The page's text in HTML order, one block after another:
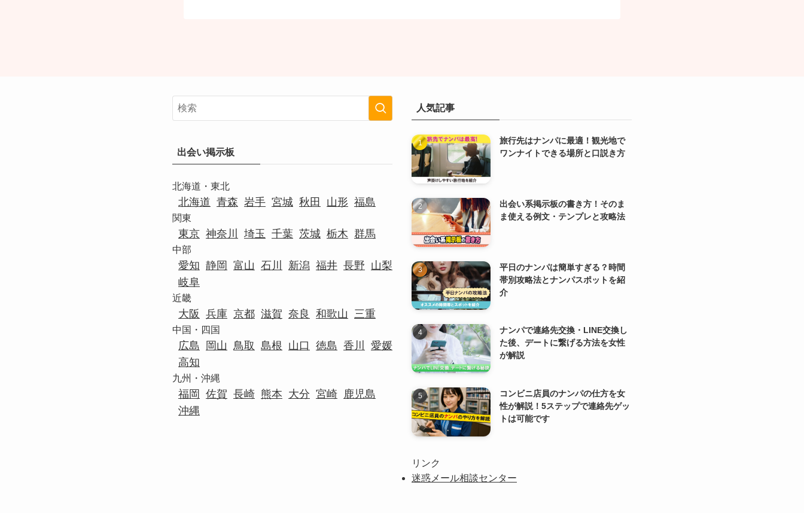
出会い掲示板
北海道・東北
北海道 青森 岩手 宮城 秋田 山形 福島
関東
東京 神奈川 埼玉 千葉 茨城 栃木 群馬
中部
愛知 静岡 富山 石川 新潟 福井 長野 山梨
岐阜
近畿
大阪 兵庫 京都 滋賀 奈良 和歌山 三重
中国・四国
広島 岡山 鳥取 島根 山口 徳島 香川
愛媛
高知
九州・沖縄
福岡 佐賀 長崎 熊本 大分 宮崎 鹿児島
沖縄
人気記事
旅行先はナンパに最適！観光地で
ワンナイトできる場所と口説き方
出会い系掲示板の書き方！そのま
ま使える例文・テンプレと攻略法
平日のナンパは簡単すぎる？時間
帯別攻略法とナンパスポットを紹
介
ナンパで連絡先交換・LINE交換し
た後、デートに繋げる方法を女性
が解説
コンビニ店員のナンパの仕方を女
性が解説！5ステップで連絡先ゲッ
トは可能です
リンク
迷惑メール相談センター